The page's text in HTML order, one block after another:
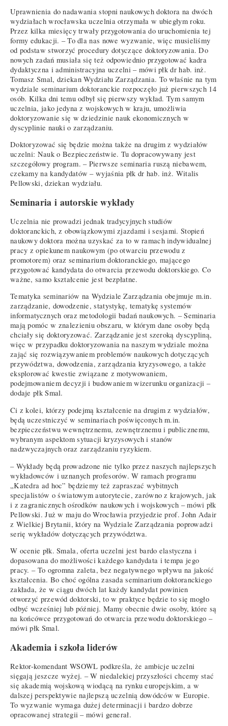
Uprawnienia do nadawania stopni naukowych doktora na dwóch
wydziałach wrocławska uczelnia otrzymała w ubiegłym roku.
Przez kilka miesięcy trwały przygotowania do uruchomienia tej
formy edukacji. – To dla nas nowe wyzwanie, więc musieliśmy
od podstaw stworzyć procedury dotyczące doktoryzowania. Do
nowych zadań musiała się też odpowiednio przygotować kadra
dydaktyczna i administracyjna uczelni – mówi płk dr hab. inż.
Tomasz Smal, dziekan Wydziału Zarządzania. To właśnie na tym
wydziale seminarium doktoranckie rozpoczęło już pierwszych 14
osób. Kilka dni temu odbył się pierwszy wykład. Tym samym
uczelnia, jako jedyna z wojskowych w kraju, umożliwia
doktoryzowanie się w dziedzinie nauk ekonomicznych w
dyscyplinie nauki o zarządzaniu.
Doktoryzować się będzie można także na drugim z wydziałów
uczelni: Nauk o Bezpieczeństwie. Tu dopracowywany jest
szczegółowy program. – Pierwsze seminaria ruszą niebawem,
czekamy na kandydatów – wyjaśnia płk dr hab. inż. Witalis
Pellowski, dziekan wydziału.
Seminaria i autorskie wykłady
Uczelnia nie prowadzi jednak tradycyjnych studiów
doktoranckich, z obowiązkowymi zjazdami i sesjami. Stopień
naukowy doktora można uzyskać za to w ramach indywidualnej
pracy z opiekunem naukowym (po otwarciu przewodu z
promotorem) oraz seminarium doktoranckiego, mającego
przygotować kandydata do otwarcia przewodu doktorskiego. Co
ważne, samo kształcenie jest bezpłatne.
Tematyka seminariów na Wydziale Zarządzania obejmuje m.in.
zarządzanie, dowodzenie, statystykę, tematykę systemów
informatycznych oraz metodologii badań naukowych. – Seminaria
mają pomóc w znalezieniu obszaru, w którym dane osoby będą
chciały się doktoryzować. Zarządzanie jest szeroką dyscypliną,
więc w przypadku doktoryzowania na naszym wydziale można
zająć się rozwiązywaniem problemów naukowych dotyczących
przywództwa, dowodzenia, zarządzania kryzysowego, a także
eksplorować kwestie związane z motywowaniem,
podejmowaniem decyzji i budowaniem wizerunku organizacji –
dodaje płk Smal.
Ci z kolei, którzy podejmą kształcenie na drugim z wydziałów,
będą uczestniczyć w seminariach poświęconych m.in.
bezpieczeństwu wewnętrznemu, zewnętrznemu i publicznemu,
wybranym aspektom sytuacji kryzysowych i stanów
nadzwyczajnych oraz zarządzaniu ryzykiem.
– Wykłady będą prowadzone nie tylko przez naszych najlepszych
wykładowców i uznanych profesorów. W ramach programu
„Katedra ad hoc” będziemy też zapraszać wybitnych
specjalistów o światowym autorytecie, zarówno z krajowych, jak
i z zagranicznych ośrodków naukowych i wojskowych – mówi płk
Pellowski. Już w maju do Wrocławia przyjedzie prof. John Adair
z Wielkiej Brytanii, który na Wydziale Zarządzania poprowadzi
serię wykładów dotyczących przywództwa.
W ocenie płk. Smala, oferta uczelni jest bardo elastyczna i
dopasowana do możliwości każdego kandydata i tempa jego
pracy. – To ogromna zaleta, bez negatywnego wpływu na jakość
kształcenia. Bo choć ogólna zasada seminarium doktoranckiego
zakłada, że w ciągu dwóch lat każdy kandydat powinien
otworzyć przewód doktorski, to w praktyce będzie to się mogło
odbyć wcześniej lub później. Mamy obecnie dwie osoby, które są
na końcówce przygotowań do otwarcia przewodu doktorskiego –
mówi płk Smal.
Akademia i szkoła liderów
Rektor-komendant WSOWL podkreśla, że ambicje uczelni
sięgają jeszcze wyżej. – W niedalekiej przyszłości chcemy stać
się akademią wojskową wiodącą na rynku europejskim, a w
dalszej perspektywie najlepszą uczelnią dowódców w Europie.
To wyzwanie wymaga dużej determinacji i bardzo dobrze
opracowanej strategii – mówi generał.